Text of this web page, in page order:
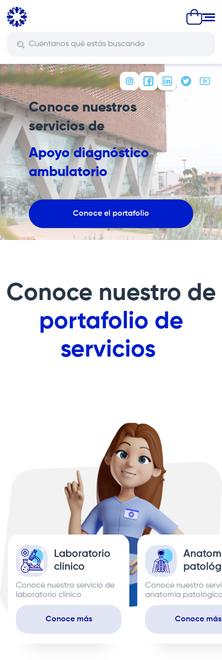
Pasar
principal
Conoce nuestros
servicios de
Apoyo diagnóstico
ambulatorio
Conoce el portafolio
Conoce nuestro de
portafolio de
servicios
Laboratorio
clínico
Conoce nuestro servicio de
laboratorio clínico
Conoce más
Conoce nuestro
anatomía
Conoce más